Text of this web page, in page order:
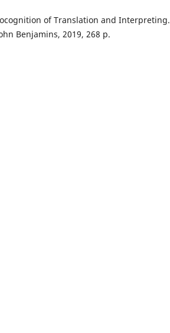
of Translation and Interpreting.
Benjamins, 2019, 268 p.